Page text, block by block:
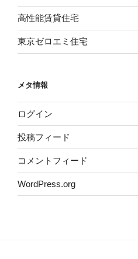
高性能賃貸住宅
東京ゼロエミ住宅
メタ情報
ログイン
投稿フィード
コメントフィード
WordPress.org